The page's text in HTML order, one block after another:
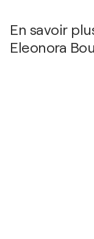
En savoir
Eleonora